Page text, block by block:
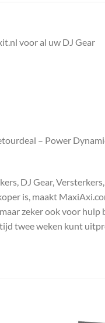
voor al uw DJ Gear
– Power
DJ Gear,
is, maakt
zeker ook voor
twee weken kunt